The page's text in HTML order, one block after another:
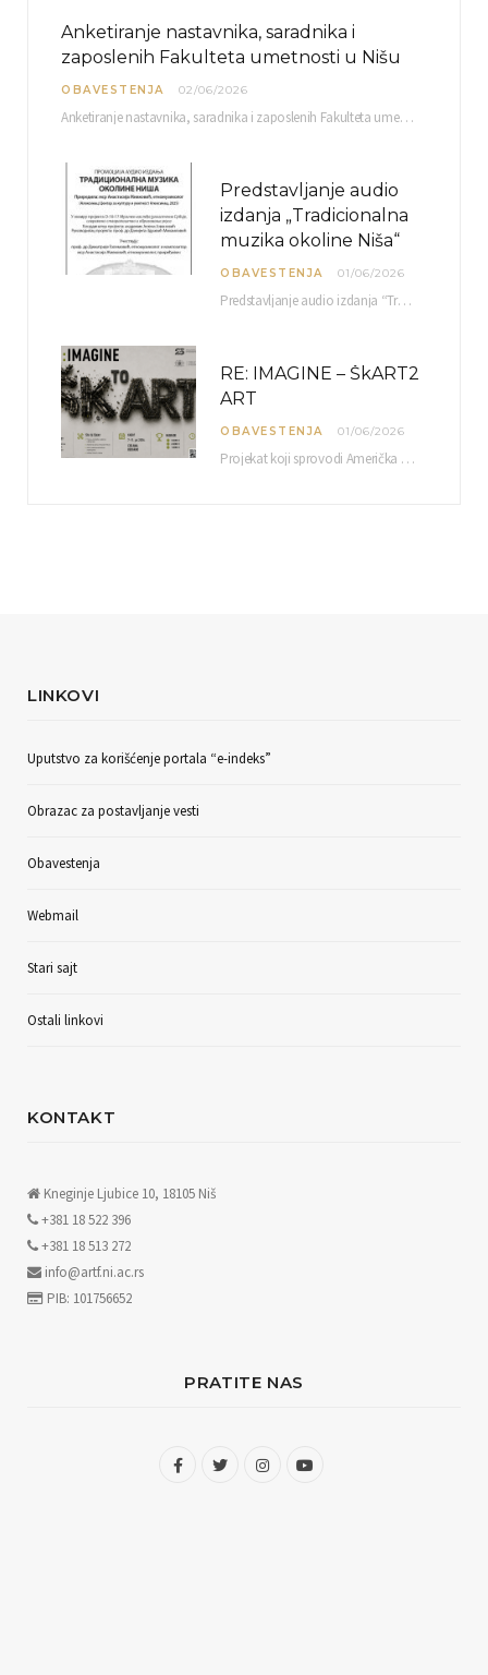
Anketiranje nastavnika, saradnika i
zaposlenih Fakulteta umetnosti u Nišu
OBAVESTENJA 02/06/2026
Anketiranje nastavnika, saradnika i zaposlenih Fakulteta umetnosti u Nišu radi sačinjavanja Izveštaja o samovrednovanju biće…
Predstavljanje audio
izdanja „Tradicionalna
muzika okoline Niša“
OBAVESTENJA 01/06/2026
Predstavljanje audio izdanja “Tradicionalna muzika okoline Niša” organizuje se u okviru projekta O-10-17 Muzičko nasleđe jugoistočne…
RE: IMAGINE – ŠkART2
ART
OBAVESTENJA 01/06/2026
Projekat koji sprovodi Američka privredna komora uz podrŝku kompanije Philip Morris International, sa ciljem povezivanja…
LINKOVI
Uputstvo za korišćenje portala “e-indeks”
Obrazac za postavljanje vesti
Obavestenja
Webmail
Stari sajt
Ostali linkovi
KONTAKT
Kneginje Ljubice 10, 18105 Niš
+381 18 522 396
+381 18 513 272
info@artf.ni.ac.rs
PIB: 101756652
PRATITE NAS
F
T
I